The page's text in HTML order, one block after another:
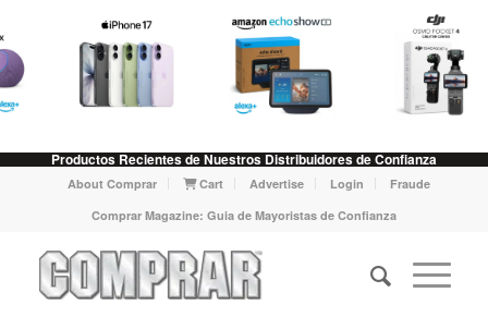
Productos Recientes de Nuestros Distribuidores de Confianza
About Comprar Cart Advertise Login
Fraude
Comprar Magazine: Guia de Mayoristas de Confianza